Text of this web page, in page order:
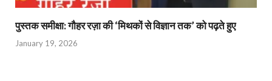
पुस्तक समीक्षा: गौहर रज़ा की ‘मिथकों से विज्ञान तक’ को पढ़ते हुए
January 19, 2026